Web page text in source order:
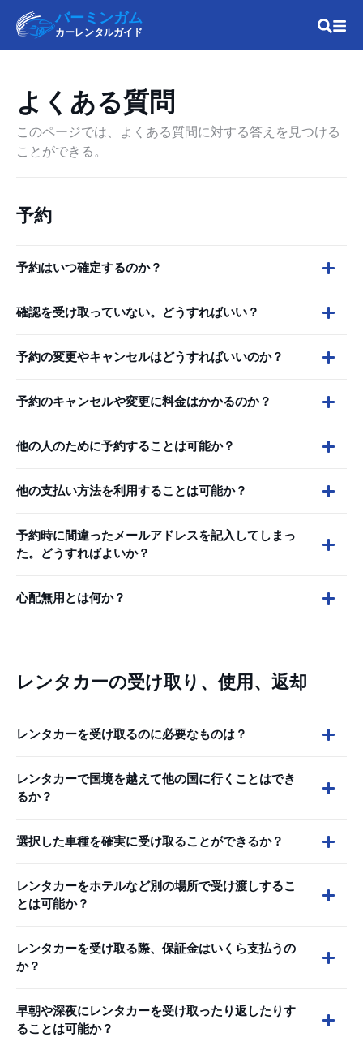
バーミンガム
カーレンタルガイド
よくある質問
このページでは、よくある質問に対する答えを見つける
ことができる。
予約
予約はいつ確定するのか？
確認を受け取っていない。どうすればいい？
予約の変更やキャンセルはどうすればいいのか？
予約のキャンセルや変更に料金はかかるのか？
他の人のために予約することは可能か？
他の支払い方法を利用することは可能か？
予約時に間違ったメールアドレスを記入してしまっ
た。どうすればよいか？
心配無用とは何か？
レンタカーの受け取り、使用、返却
レンタカーを受け取るのに必要なものは？
レンタカーで国境を越えて他の国に行くことはでき
るか？
選択した車種を確実に受け取ることができるか？
レンタカーをホテルなど別の場所で受け渡しするこ
とは可能か？
レンタカーを受け取る際、保証金はいくら支払うの
か？
早朝や深夜にレンタカーを受け取ったり返したりす
ることは可能か？